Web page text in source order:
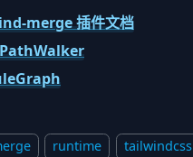
merge 插件文档
runtime tailwindcss